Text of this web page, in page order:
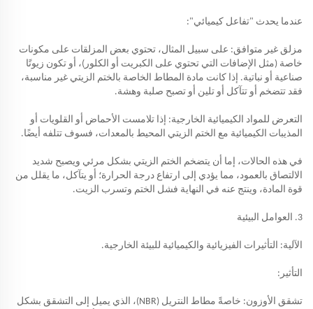
عندما يحدث "تفاعل كيميائي":
مزلق غير متوافق: على سبيل المثال، تحتوي بعض المزلقات على مكونات
خاصة (مثل الإضافات التي تحتوي على الكبريت أو الكلور)، أو تكون زيوتًا
صناعية أو نباتية. إذا كانت مادة المطاط الخاصة بالختم الزيتي غير مناسبة،
فقد تتضخم أو تتآكل أو تلين أو تصبح صلبة وهشة.
التعرض للمواد الكيميائية الخارجية: إذا تلامست الأحماض أو القلويات أو
المذيبات الكيميائية مع الختم الزيتي المحيط بالمعدات، فسوف تتلفه أيضًا.
في هذه الحالات، إما أن يتضخم الختم الزيتي بشكل مرئي ويصبح شديد
الالتصاق بالعمود، مما يؤدي إلى ارتفاع درجة الحرارة؛ أو يتآكل، ما يقلل من
قوة المادة، وينتج عنه في النهاية فشل الختم وتسرب الزيت.
3. العوامل البيئية
الآلية: التأثيرات الفيزيائية والكيميائية للبيئة الخارجية.
التأثير:
تشقق الأوزون: خاصةً مطاط النتريل (NBR)، الذي يميل إلى التشقق بشكل